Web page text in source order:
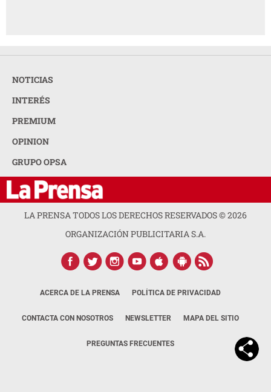
NOTICIAS
INTERÉS
PREMIUM
OPINION
GRUPO OPSA
LA PRENSA TODOS LOS DERECHOS RESERVADOS ©2026
ORGANIZACIÓN PUBLICITARIA S.A.
ACERCA DE LA PRENSA POLÍTICA DE PRIVACIDAD
CONTACTA CON NOSOTROS NEWSLETTER MAPA DEL SITIO
PREGUNTAS FRECUENTES